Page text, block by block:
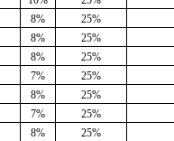
8%
25%
8%
25%
8%
25%
7%
25%
8%
25%
7%
25%
8%
25%